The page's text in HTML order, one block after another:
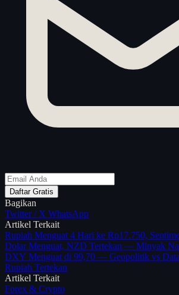
Daftar Gratis
Bagikan
Twitter / X WhatsApp
Artikel Terkait
Rupiah Menguat 4 Hari ke Rp17.750,
Dolar Menguat, NZD Tertekan — Minyak
DXY Menguat di 99,70 — Geopolitik vs
Rupiah Tertekan
Artikel Terkait
Forex & Crypto